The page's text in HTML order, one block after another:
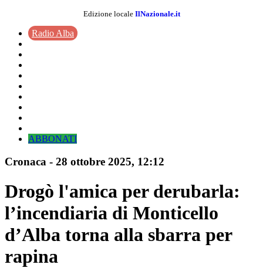
Edizione locale IlNazionale.it
Radio Alba
ABBONATI
Cronaca - 28 ottobre 2025, 12:12
Drogò l'amica per derubarla:
l’incendiaria di Monticello
d’Alba torna alla sbarra per
rapina